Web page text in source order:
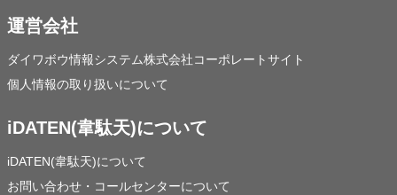
運営会社
ダイワボウ情報システム株式会社コーポレートサイト
個人情報の取り扱いについて
iDATEN(韋駄天)について
iDATEN(韋駄天)について
お問い合わせ・コールセンターについて